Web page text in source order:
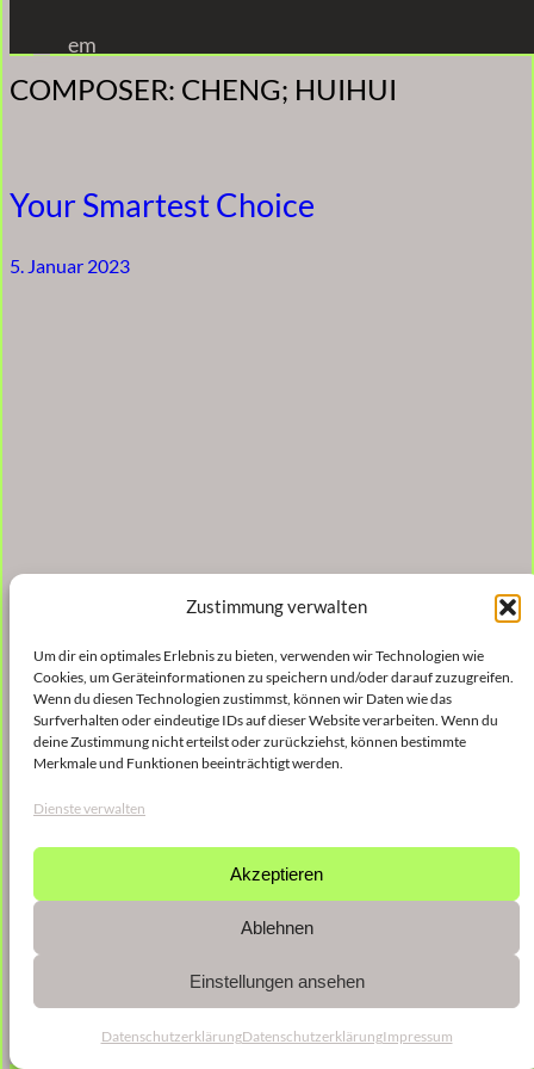
Zustimmung verwalten
Um dir ein optimales Erlebnis zu bieten, verwenden wir Technologien wie
Cookies, um Geräteinformationen zu speichern und/oder darauf zuzugreifen.
Wenn du diesen Technologien zustimmst, können wir Daten wie das
Surfverhalten oder eindeutige IDs auf dieser Website verarbeiten. Wenn du
deine Zustimmung nicht erteilst oder zurückziehst, können bestimmte
Merkmale und Funktionen beeinträchtigt werden.
Dienste verwalten
Akzeptieren
Ablehnen
Einstellungen ansehen
DatenschutzerklärungDatenschutzerklärungImpressum
Inhalt
springen
em
COMPOSER: CHENG; HUIHUI
Your Smartest Choice
5. Januar 2023